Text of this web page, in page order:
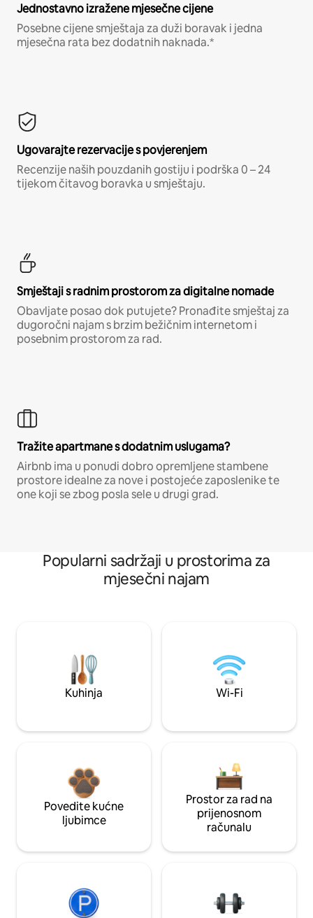
Jednostavno izražene mjesečne cijene
Posebne cijene smještaja za duži boravak i jedna
mjesečna rata bez dodatnih naknada.*
Ugovarajte rezervacije s povjerenjem
Recenzije naših pouzdanih gostiju i podrška 0 – 24
tijekom čitavog boravka u smještaju.
Smještaji s radnim prostorom za digitalne nomade
Obavljate posao dok putujete? Pronađite smještaj za
dugoročni najam s brzim bežičnim internetom i
posebnim prostorom za rad.
Tražite apartmane s dodatnim uslugama?
Airbnb ima u ponudi dobro opremljene stambene
prostore idealne za nove i postojeće zaposlenike te
one koji se zbog posla sele u drugi grad.
Popularni sadržaji u prostorima za
mjesečni najam
Kuhinja Wi-Fi
Povedite kućne
ljubimce
Prostor za rad na
prijenosnom
računalu